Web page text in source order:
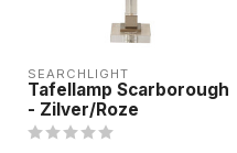
SEARCHLIGHT
Tafellamp Scarborough
- Zilver/Roze